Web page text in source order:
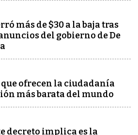
más de $30 a la baja tras
del gobierno de De
que ofrecen la ciudadanía
más barata del mundo
decreto implica es la